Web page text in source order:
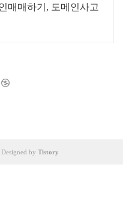
매매하기, 도메인사고
Designed by Tistory